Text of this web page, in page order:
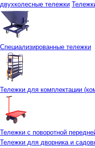
двухколесные тележки
Специализированные тележки
Тележки для комплектации
Тележки с поворотной
Тележки для дворника и